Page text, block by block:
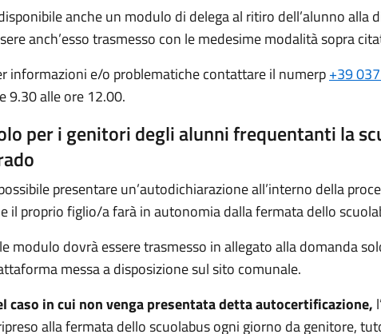
anche un modulo di delega al ritiro dell’alunno alla
anch’esso trasmesso con le medesime modalità sopra
informazioni e/o problematiche contattare il numerp+39
9.30 alle ore 12.00.
per i genitori degli alunni frequentanti la
presentare un’autodichiarazione all’interno della
il proprio figlio/a farà in autonomia dalla fermata dello
modulo dovrà essere trasmesso in allegato alla domanda
messa a disposizione sul sito comunale.
caso in cui non venga presentata detta autocertificazione,
alla fermata dello scuolabus ogni giorno da genitore,